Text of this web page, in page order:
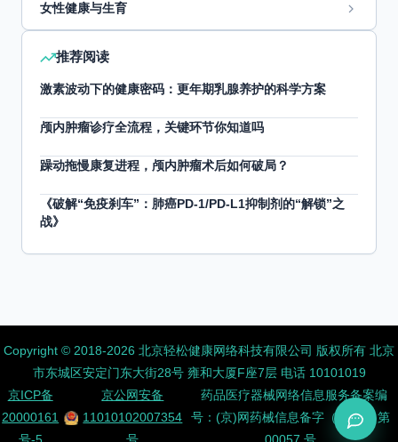
女性健康与生育
推荐阅读
激素波动下的健康密码：更年期乳腺养护的科学方案
颅内肿瘤诊疗全流程，关键环节你知道吗
躁动拖慢康复进程，颅内肿瘤术后如何破局？
《破解“免疫刹车”：肺癌PD-1/PD-L1抑制剂的“解锁”之
战》
Copyright ©️ 2018-2026 北京轻松健康网络科技有限公司 版权所有 北京
市东城区安定门东大街28号 雍和大厦F座7层 电话 10101019
京ICP备
20000161
京公网安备
11010102007354
药品医疗器械网络信息服务备案编
号：(京)网药械信息备字（2026）第